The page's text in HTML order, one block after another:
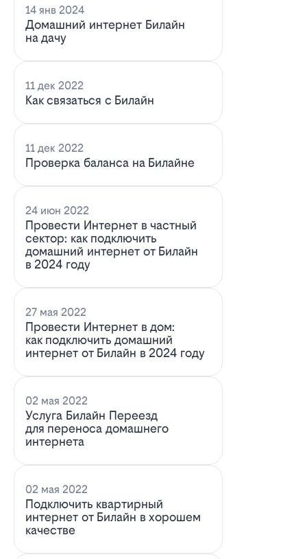
14 янв 2024
Домашний интернет Билайн
на дачу
11 дек 2022
Как связаться с Билайн
11 дек 2022
Проверка баланса на Билайне
24 июн 2022
Провести Интернет в частный
сектор: как подключить
домашний интернет от Билайн
в 2024 году
27 мая 2022
Провести Интернет в дом:
как подключить домашний
интернет от Билайн в 2024 году
02 мая 2022
Услуга Билайн Переезд
для переноса домашнего
интернета
02 мая 2022
Подключить квартирный
интернет от Билайн в хорошем
качестве